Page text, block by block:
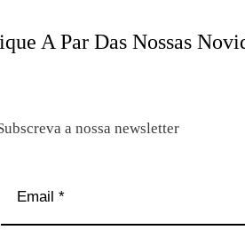
A Par Das Nossas
a nossa newsletter